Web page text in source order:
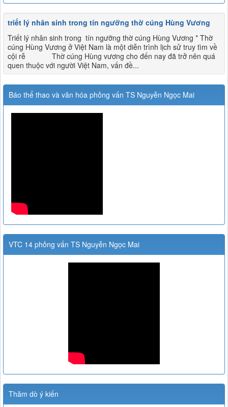
triết lý nhân sinh trong tín ngưỡng thờ cúng Hùng Vương
Triết lý nhân sinh trong tín ngưỡng thờ cúng Hùng Vương * Thờ
cúng Hùng Vương ở Việt Nam là một diễn trình lịch sử truy tìm về
cội rễ Thờ cúng Hùng vương cho đến nay đã trở nên quá
quen thuộc với người Việt Nam, vấn đề...
Báo thể thao và văn hóa phỏng vấn TS Nguyễn Ngọc Mai
VTC 14 phỏng vấn TS Nguyễn Ngọc Mai
Thăm dò ý kiến